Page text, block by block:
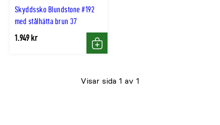
Skyddssko Blundstone #192
med stålhätta brun 37
1.949 kr
Köp
Visar sida 1 av 1